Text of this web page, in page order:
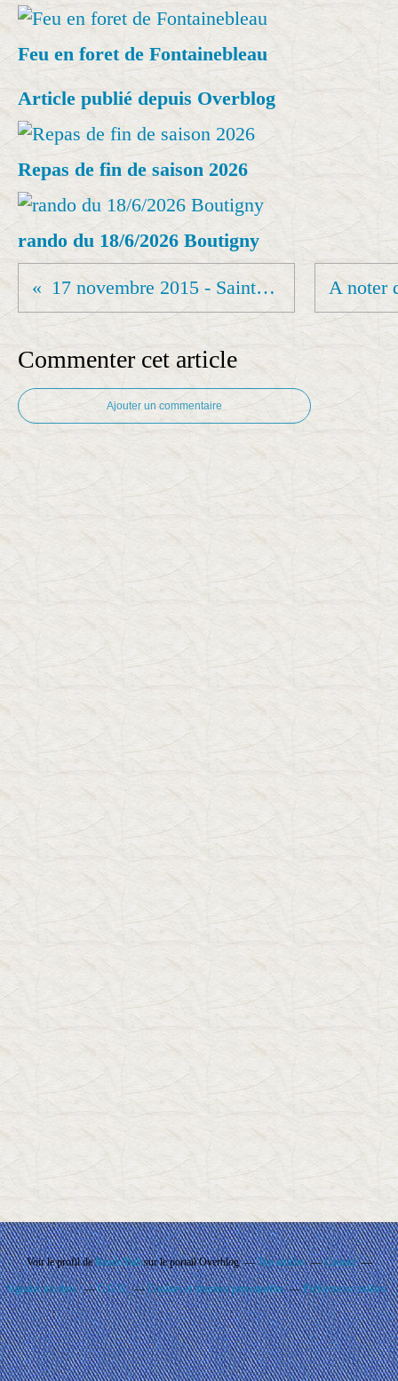
Feu en foret de Fontainebleau
Article publié depuis Overblog
Repas de fin de saison 2026
rando du 18/6/2026 Boutigny
17 novembre 2015 - Saint-Yon
Commenter cet article
Ajouter un commentaire
Voir le profil deRando'Ballsur le portail Overblog Top articles Contact
Signaler un abus C.G.U. Cookies et données personnelles Préférences cookies